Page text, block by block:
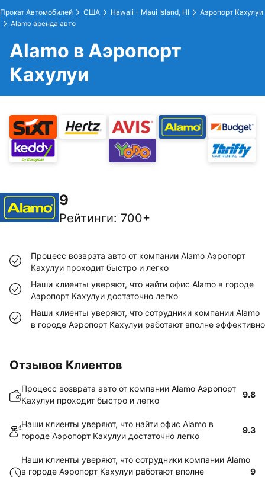
Прокат Автомобилей США Hawaii - Maui Island, HI
Аэропорт Кахулуи
Alamo аренда авто
Alamo в Аэропорт
Кахулуи
9
Рейтинги: 700+
Процесс возврата авто от компании Alamo Аэропорт
Кахулуи проходит быстро и легко
Наши клиенты уверяют, что найти офис Alamo в городе
Аэропорт Кахулуи достаточно легко
Наши клиенты уверяют, что сотрудники компании Alamo
в городе Аэропорт Кахулуи работают вполне эффективно
Отзывов Клиентов
Процесс возврата авто от компании Alamo Аэропорт
Кахулуи проходит быстро и легко
9.8
Наши клиенты уверяют, что найти офис Alamo в
городе Аэропорт Кахулуи достаточно легко
9.3
Наши клиенты уверяют, что сотрудники компании Alamo
в городе Аэропорт Кахулуи работают вполне
9